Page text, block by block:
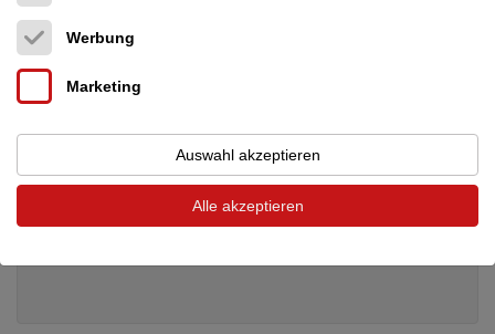
Werbung
Marketing
Auswahl akzeptieren
Alle akzeptieren